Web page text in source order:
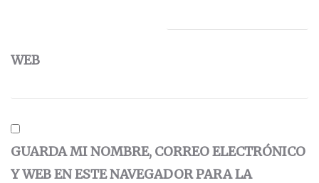
WEB
GUARDA MI NOMBRE, CORREO ELECTRÓNICO
Y WEB EN ESTE NAVEGADOR PARA LA